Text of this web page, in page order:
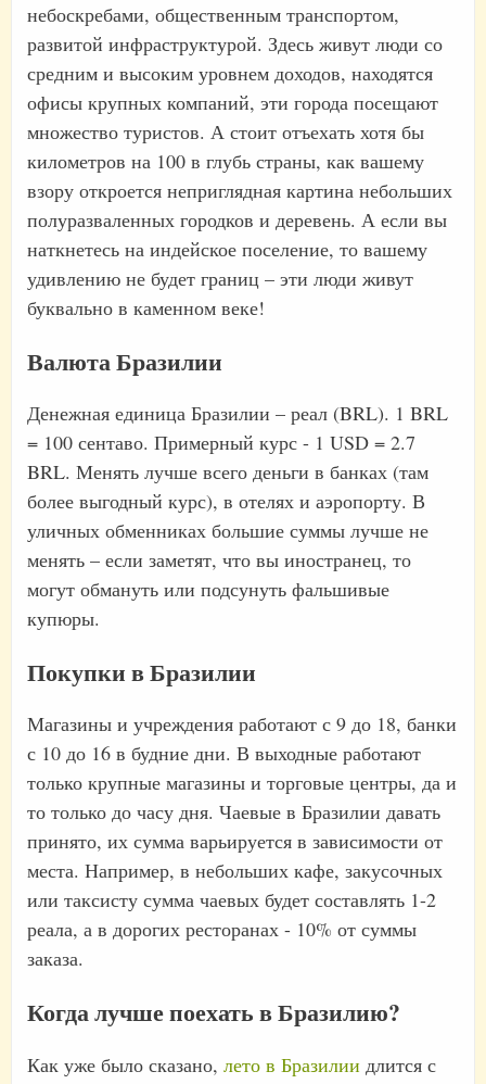
небоскребами, общественным транспортом,
развитой инфраструктурой. Здесь живут люди со
средним и высоким уровнем доходов, находятся
офисы крупных компаний, эти города посещают
множество туристов. А стоит отъехать хотя бы
километров на 100 в глубь страны, как вашему
взору откроется неприглядная картина небольших
полуразваленных городков и деревень. А если вы
наткнетесь на индейское поселение, то вашему
удивлению не будет границ – эти люди живут
буквально в каменном веке!
Валюта Бразилии
Денежная единица Бразилии – реал (BRL). 1 BRL
= 100 сентаво. Примерный курс - 1 USD = 2.7
BRL. Менять лучше всего деньги в банках (там
более выгодный курс), в отелях и аэропорту. В
уличных обменниках большие суммы лучше не
менять – если заметят, что вы иностранец, то
могут обмануть или подсунуть фальшивые
купюры.
Покупки в Бразилии
Магазины и учреждения работают с 9 до 18, банки
с 10 до 16 в будние дни. В выходные работают
только крупные магазины и торговые центры, да и
то только до часу дня. Чаевые в Бразилии давать
принято, их сумма варьируется в зависимости от
места. Например, в небольших кафе, закусочных
или таксисту сумма чаевых будет составлять 1-2
реала, а в дорогих ресторанах - 10% от суммы
заказа.
Когда лучше поехать в Бразилию?
Как уже было сказано, лето в Бразилии длится с